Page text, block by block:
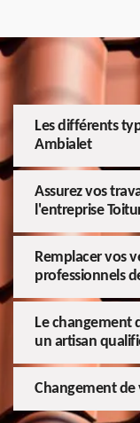
Les différents
Ambialet
Assurez vos
l'entreprise
Remplacer vos
professionnels
Le changement
un artisan
Changement